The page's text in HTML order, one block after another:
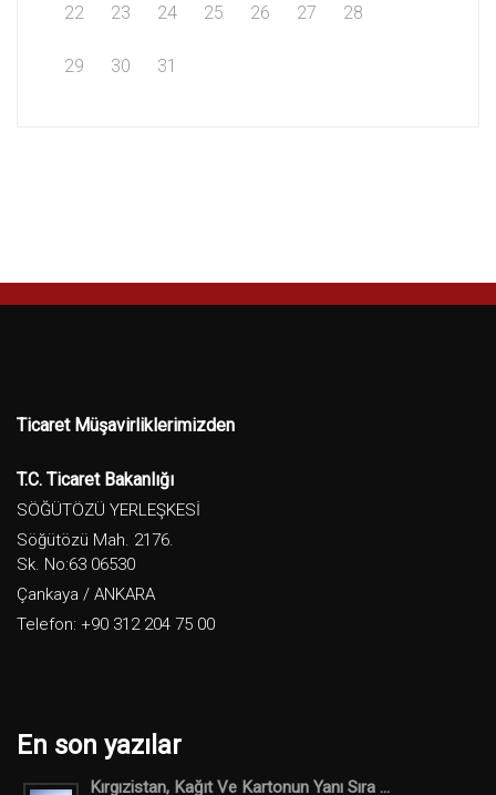
22 23 24 25 26 27 28
29 30 31
Ticaret Müşavirliklerimizden
T.C. Ticaret Bakanlığı
SÖĞÜTÖZÜ YERLEŞKESİ
Söğütözü Mah. 2176.
Sk. No:63 06530
Çankaya / ANKARA
Telefon: +90 312 204 75 00
En son yazılar
Kırgızistan, Kağıt Ve Kartonun Yanı Sıra ...